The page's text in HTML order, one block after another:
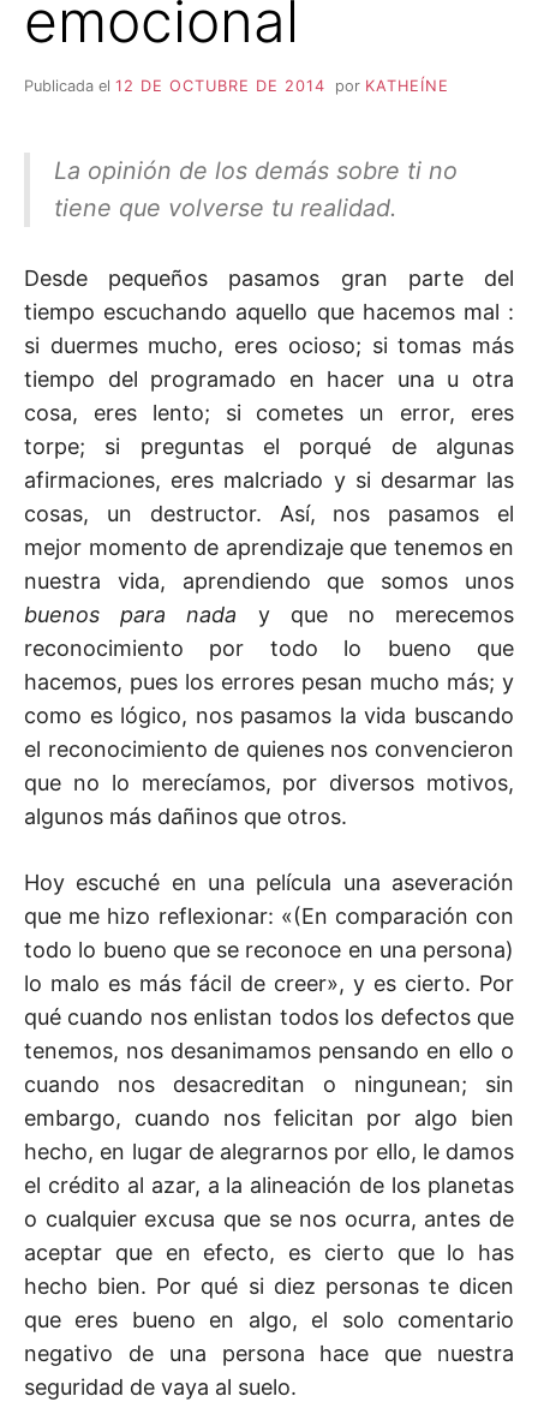
emocional
Publicada el 12 DE OCTUBRE DE 2014 por KATHEÍNE
La opinión de los demás sobre ti no
tiene que volverse tu realidad.
Desde pequeños pasamos gran parte del
tiempo escuchando aquello que hacemos mal :
si duermes mucho, eres ocioso; si tomas más
tiempo del programado en hacer una u otra
cosa, eres lento; si cometes un error, eres
torpe; si preguntas el porqué de algunas
afirmaciones, eres malcriado y si desarmar las
cosas, un destructor. Así, nos pasamos el
mejor momento de aprendizaje que tenemos en
nuestra vida, aprendiendo que somos unos
buenos para nada y que no merecemos
reconocimiento por todo lo bueno que
hacemos, pues los errores pesan mucho más; y
como es lógico, nos pasamos la vida buscando
el reconocimiento de quienes nos convencieron
que no lo merecíamos, por diversos motivos,
algunos más dañinos que otros.
Hoy escuché en una película una aseveración
que me hizo reflexionar: «(En comparación con
todo lo bueno que se reconoce en una persona)
lo malo es más fácil de creer», y es cierto. Por
qué cuando nos enlistan todos los defectos que
tenemos, nos desanimamos pensando en ello o
cuando nos desacreditan o ningunean; sin
embargo, cuando nos felicitan por algo bien
hecho, en lugar de alegrarnos por ello, le damos
el crédito al azar, a la alineación de los planetas
o cualquier excusa que se nos ocurra, antes de
aceptar que en efecto, es cierto que lo has
hecho bien. Por qué si diez personas te dicen
que eres bueno en algo, el solo comentario
negativo de una persona hace que nuestra
seguridad de vaya al suelo.